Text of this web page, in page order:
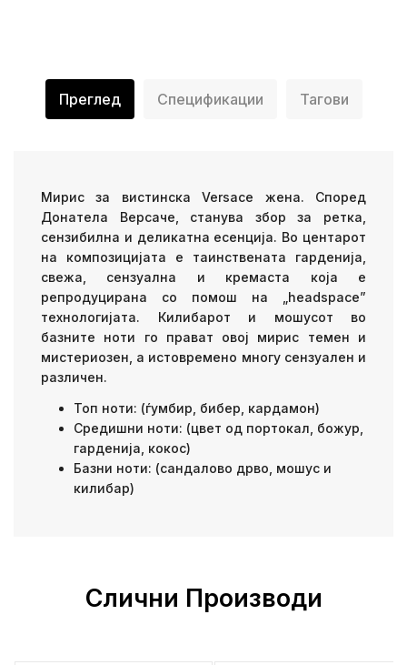
Преглед Спецификации Тагови
Мирис за вистинска Versace жена. Според
Донатела Версаче, станува збор за ретка,
сензибилна и деликатна есенција. Во центарот
на композицијата е таинствената гарденија,
свежа, сензуална и кремаста која е
репродуцирана со помош на „headspace”
технологијата. Килибарот и мошусот во
базните ноти го прават овој мирис темен и
мистериозен, а истовремено многу сензуален и
различен.
Топ ноти: (ѓумбир, бибер, кардамон)
Средишни ноти: (цвет од портокал, божур,
гарденија, кокос)
Базни ноти: (сандалово дрво, мошус и
килибар)
Слични Производи